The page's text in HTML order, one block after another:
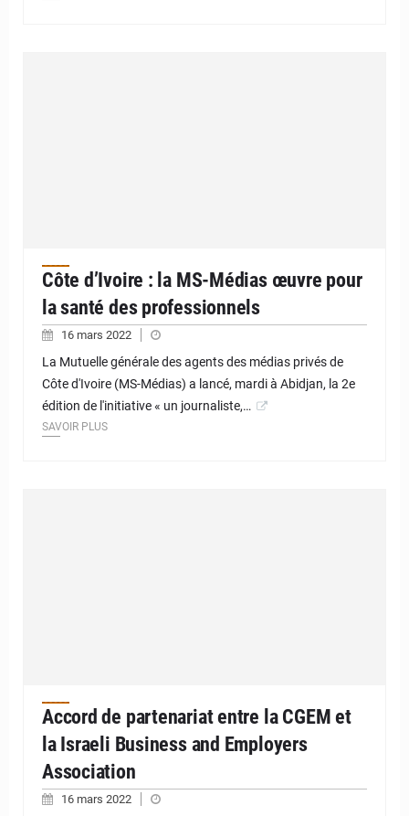
Côte d’Ivoire : la MS-Médias œuvre pour
la santé des professionnels
16 mars 2022
La Mutuelle générale des agents des médias privés de
Côte d'Ivoire (MS-Médias) a lancé, mardi à Abidjan, la 2e
édition de l'initiative « un journaliste,…
SAVOIR PLUS
Accord de partenariat entre la CGEM et
la Israeli Business and Employers
Association
16 mars 2022